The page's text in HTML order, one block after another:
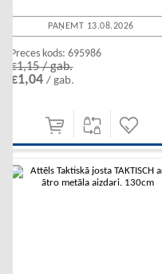
PAŅEMT 13.08.2026
Preces kods: 695986
€1,15 / gab.
€1,04/ gab.